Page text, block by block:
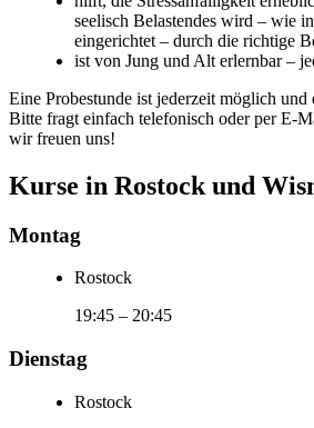
seelisch Belastendes wird – wie
eingerichtet – durch die richtige
ist von Jung und Alt erlernbar –
Eine Probestunde ist jederzeit möglich und
Bitte fragt einfach telefonisch oder per E-
wir freuen uns!
Kurse in Rostock und
Montag
Rostock
19:45 – 20:45
Dienstag
Rostock